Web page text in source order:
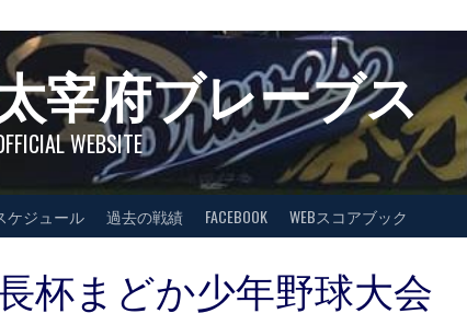
宰府ブレーブス
WEBSITE
ケジュール 過去の戦績 FACEBOOK WEBスコアブック
杯まどか少年野球大会